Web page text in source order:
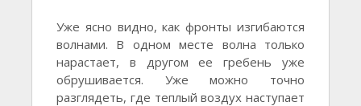
Уже ясно видно, как фронты изгибаются
волнами. В одном месте волна только
нарастает, в другом ее гребень уже
обрушивается. Уже можно точно
разглядеть, где теплый воздух наступает